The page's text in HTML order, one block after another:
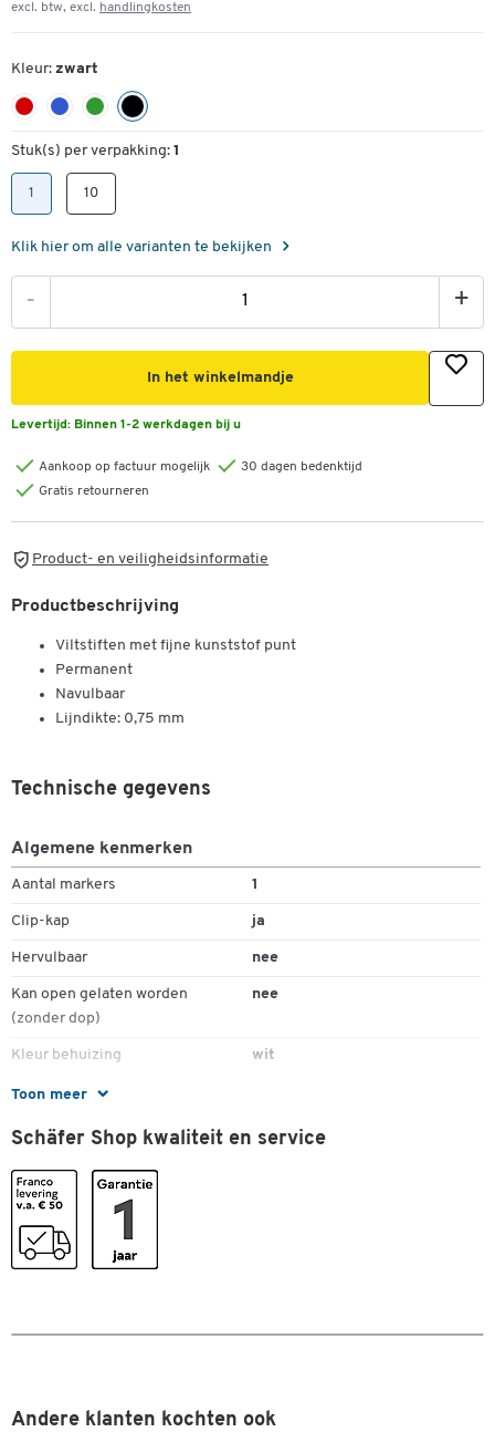
excl. btw, excl. handlingkosten
Kleur: zwart
Stuk(s) per verpakking: 1
1 10
Klik hier om alle varianten te bekijken
- +
In het winkelmandje
Levertijd: Binnen 1-2 werkdagen bij u
Aankoop op factuur mogelijk
30 dagen bedenktijd
Gratis retourneren
Product- en veiligheidsinformatie
Productbeschrijving
Viltstiften met fijne kunststof punt
Permanent
Navulbaar
Lijndikte: 0,75 mm
Toon meer
Technische gegevens
Algemene kenmerken
Aantal markers 1
Clip-kap ja
Hervulbaar nee
Kan open gelaten worden
(zonder dop)
nee
Kleur behuizing wit
Kleur kap
Lage geur
Materiaal behuizing
Materiaal kap
Ronde punt
Kleuren
Schäfer Shop kwaliteit en service
Andere klanten kochten ook